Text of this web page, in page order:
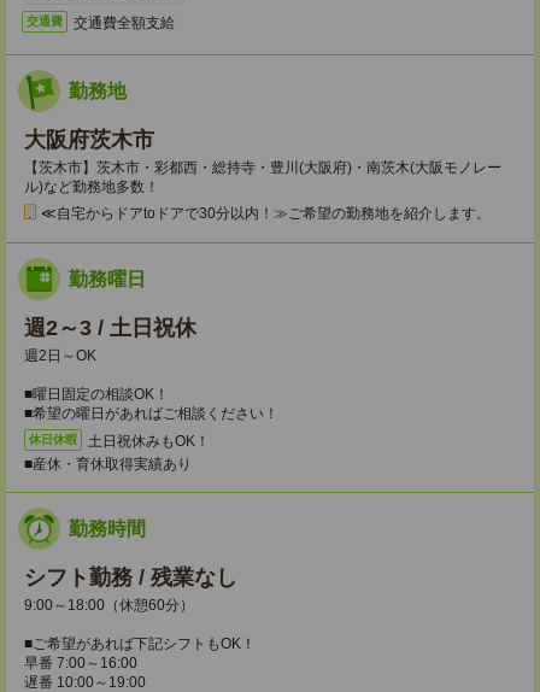
交通費 交通費全額支給
勤務地
大阪府茨木市
【茨木市】茨木市・彩都西・総持寺・豊川(大阪府)・南茨木(大阪モノレー
ル)など勤務地多数！
≪自宅からドアtoドアで30分以内！≫ご希望の勤務地を紹介します。
勤務曜日
週2～3 / 土日祝休
週2日～OK
■曜日固定の相談OK！
■希望の曜日があればご相談ください！
休日休暇
土日祝休みもOK！
■産休・育休取得実績あり
勤務時間
シフト勤務 / 残業なし
9:00～18:00（休憩60分）
■ご希望があれば下記シフトもOK！
早番 7:00～16:00
遅番 10:00～19:00